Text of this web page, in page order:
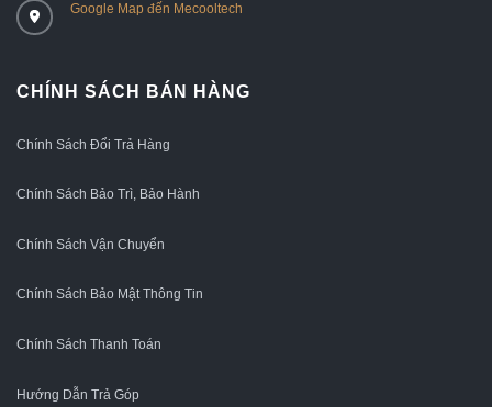
Google Map đến Mecooltech
CHÍNH SÁCH BÁN HÀNG
Chính Sách Đổi Trả Hàng
Chính Sách Bảo Trì, Bảo Hành
Chính Sách Vận Chuyển
Chính Sách Bảo Mật Thông Tin
Chính Sách Thanh Toán
Hướng Dẫn Trả Góp